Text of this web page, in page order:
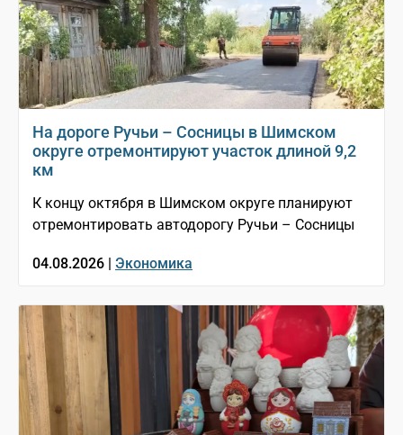
На дороге Ручьи – Сосницы в Шимском
округе отремонтируют участок длиной 9,2
км
К концу октября в Шимском округе планируют
отремонтировать автодорогу Ручьи – Сосницы
04.08.2026 | Экономика